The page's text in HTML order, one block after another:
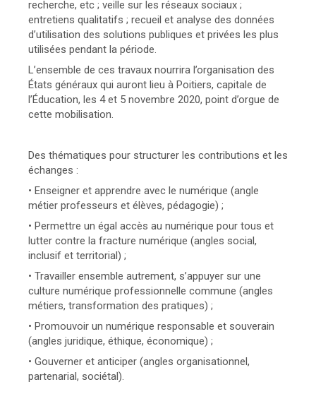
recherche, etc ; veille sur les réseaux sociaux ;
entretiens qualitatifs ; recueil et analyse des données
d’utilisation des solutions publiques et privées les plus
utilisées pendant la période.
L’ensemble de ces travaux nourrira l’organisation des
États généraux qui auront lieu à Poitiers, capitale de
l’Éducation, les 4 et 5 novembre 2020, point d’orgue de
cette mobilisation.
Des thématiques pour structurer les contributions et les
échanges :
• Enseigner et apprendre avec le numérique (angle
métier professeurs et élèves, pédagogie) ;
• Permettre un égal accès au numérique pour tous et
lutter contre la fracture numérique (angles social,
inclusif et territorial) ;
• Travailler ensemble autrement, s’appuyer sur une
culture numérique professionnelle commune (angles
métiers, transformation des pratiques) ;
• Promouvoir un numérique responsable et souverain
(angles juridique, éthique, économique) ;
• Gouverner et anticiper (angles organisationnel,
partenarial, sociétal).